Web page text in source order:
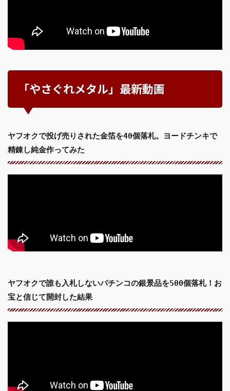
「やさぐれメタル」最新動画
ヤフオクで投げ売りされた金箔を40個落札。ヨードチンキで
精錬し純金作ってみた
ヤフオクで誰も入札しないパチンコの銀景品を500個落札！お
宝と信じて開封した結果